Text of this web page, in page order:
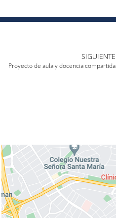
SIGUIENTE
Proyecto de aula y docencia compartida